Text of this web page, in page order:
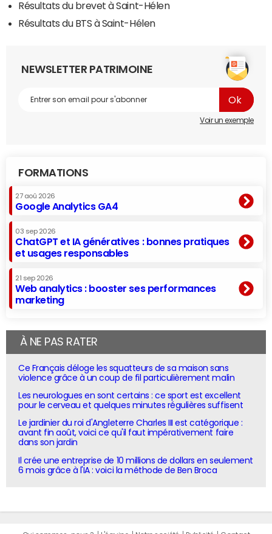
Résultats du brevet à Saint-Hélen
Résultats du BTS à Saint-Hélen
NEWSLETTER PATRIMOINE
Voir un exemple
FORMATIONS
27 aoû 2026
Google Analytics GA4
03 sep 2026
ChatGPT et IA génératives : bonnes pratiques
et usages responsables
21 sep 2026
Web analytics : booster ses performances
marketing
À NE PAS RATER
Ce Français déloge les squatteurs de sa maison sans
violence grâce à un coup de fil particulièrement malin
Les neurologues en sont certains : ce sport est excellent
pour le cerveau et quelques minutes régulières suffisent
Le jardinier du roi d'Angleterre Charles III est catégorique :
avant fin août, voici ce qu'il faut impérativement faire
dans son jardin
Il crée une entreprise de 10 millions de dollars en seulement
6 mois grâce à l'IA : voici la méthode de Ben Broca